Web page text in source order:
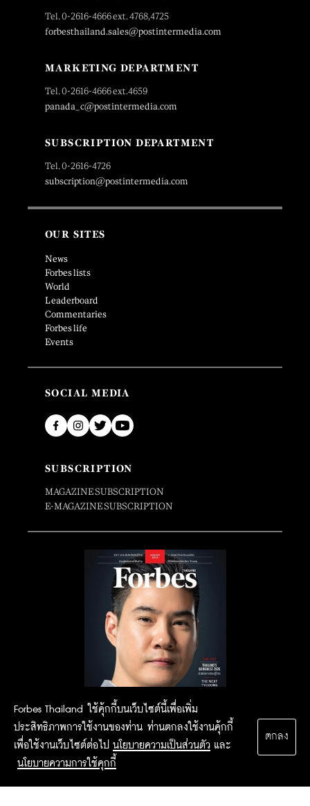
Forbes Thailand ใช้คุ้กกี้บนเว็บไซต์นี้เพื่อเพิ่ม
ประสิทธิภาพการใช้งานของท่าน ท่านตกลงใช้งานคุ้กกี้
เพื่อใช้งานเว็บไซต์ต่อไป นโยบายความเป็นส่วนตัว และ
นโยบายความการใช้คุกกี้
ตกลง
Tel. 0-2616-4666 ext. 4768,4725
forbesthailand.sales@postintermedia.com
MARKETING DEPARTMENT
Tel. 0-2616-4666 ext.4659
panada_c@postintermedia.com
SUBSCRIPTION DEPARTMENT
Tel. 0-2616-4726
subscription@postintermedia.com
OUR SITES
News
Forbes lists
World
Leaderboard
Commentaries
Forbes life
Events
SOCIAL MEDIA
SUBSCRIPTION
MAGAZINE SUBSCRIPTION
E-MAGAZINE SUBSCRIPTION
2015 Forbesthailand.com ALL RIGHTS RESERVED